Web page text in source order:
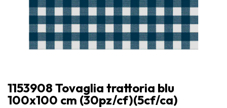
1153908 Tovaglia trattoria blu
100x100 cm (30pz/cf)(5cf/ca)